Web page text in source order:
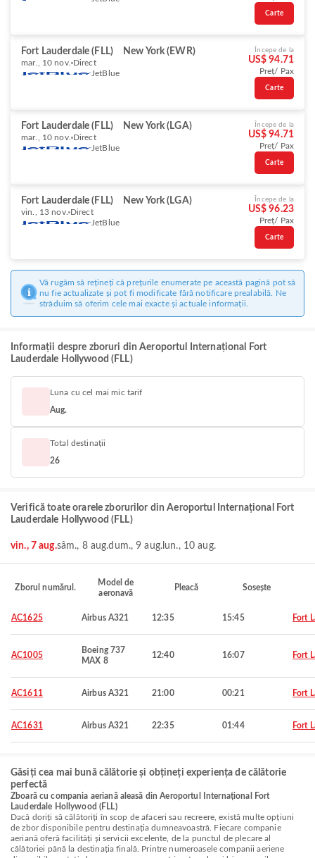
Carte
Fort Lauderdale (FLL) New York (EWR)
mar., 10 nov. Direct
JetBlue
Începe de la
US$ 94.71
Preț/ Pax
Carte
Fort Lauderdale (FLL) New York (LGA)
mar., 10 nov. Direct
JetBlue
Începe de la
US$ 94.71
Preț/ Pax
Carte
Fort Lauderdale (FLL) New York (LGA)
vin., 13 nov. Direct
JetBlue
Începe de la
US$ 96.23
Preț/ Pax
Carte
Vă rugăm să rețineți că prețurile enumerate pe această pagină pot să
nu fie actualizate și pot fi modificate fără notificare prealabilă. Ne
străduim să oferim cele mai exacte și actuale informații.
Informații despre zboruri din Aeroportul Internațional Fort
Lauderdale Hollywood (FLL)
Luna cu cel mai mic tarif
Aug.
Total destinații
26
Verifică toate orarele zborurilor din Aeroportul Internațional Fort
Lauderdale Hollywood (FLL)
vin., 7 aug.sâm., 8 aug.dum., 9 aug. lun., 10 aug.
Zborul numărul.
Model de
aeronavă
Pleacă Sosește
AC1625 Airbus A321 12:35 15:45 Fort
AC1005
Boeing 737
MAX 8
12:40 16:07 Fort
AC1611 Airbus A321 21:00 00:21 Fort
AC1631 Airbus A321 22:35 01:44 Fort
Găsiți cea mai bună călătorie și obțineți experiența de călătorie
perfectă
Zboară cu compania aeriană aleasă din Aeroportul Internațional Fort
Lauderdale Hollywood (FLL)
Dacă doriți să călătoriți în scop de afaceri sau recreere, există multe opțiuni
de zbor disponibile pentru destinația dumneavoastră. Fiecare companie
aeriană oferă facilități și servicii excelente, de la punctul de plecare al
călătoriei până la destinația finală. Printre numeroasele companii aeriene